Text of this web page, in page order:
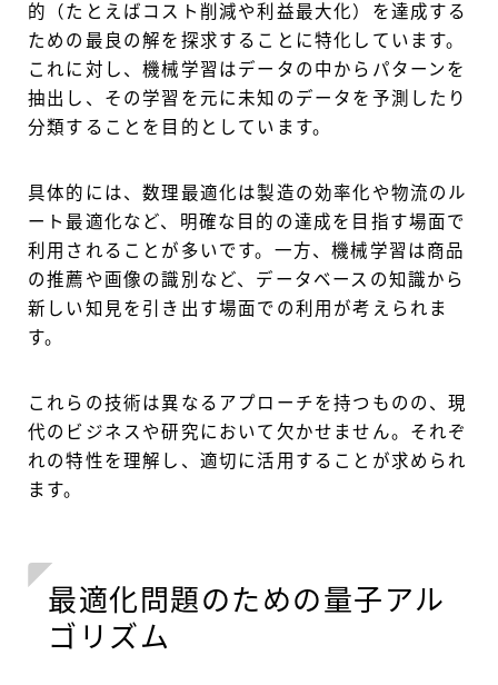
的（たとえばコスト削減や利益最大化）を達成する
ための最良の解を探求することに特化しています。
これに対し、機械学習はデータの中からパターンを
抽出し、その学習を元に未知のデータを予測したり
分類することを目的としています。
具体的には、数理最適化は製造の効率化や物流のル
ート最適化など、明確な目的の達成を目指す場面で
利用されることが多いです。一方、機械学習は商品
の推薦や画像の識別など、データベースの知識から
新しい知見を引き出す場面での利用が考えられま
す。
これらの技術は異なるアプローチを持つものの、現
代のビジネスや研究において欠かせません。それぞ
れの特性を理解し、適切に活用することが求められ
ます。
最適化問題のための量子アル
ゴリズム